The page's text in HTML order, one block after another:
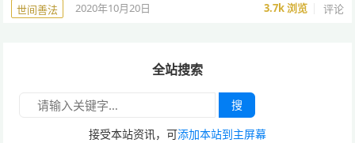
世间善法 2020年10月20日 3.7k浏览 评论
全站搜索
搜
接受本站资讯，可添加本站到主屏幕